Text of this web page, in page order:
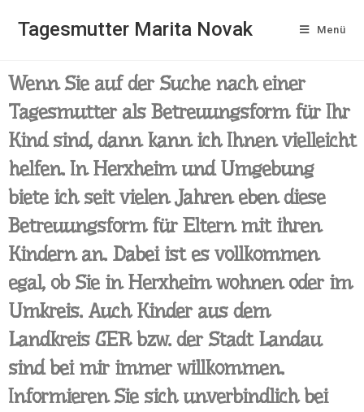
Tagesmutter Marita Novak Menü
Wenn Sie auf der Suche nach einer
Tagesmutter als Betreuungsform für Ihr
Kind sind, dann kann ich Ihnen vielleicht
helfen. In Herxheim und Umgebung
biete ich seit vielen Jahren eben diese
Betreuungsform für Eltern mit ihren
Kindern an. Dabei ist es vollkommen
egal, ob Sie in Herxheim wohnen oder im
Umkreis. Auch Kinder aus dem
Landkreis GER bzw. der Stadt Landau
sind bei mir immer willkommen.
Informieren Sie sich unverbindlich bei